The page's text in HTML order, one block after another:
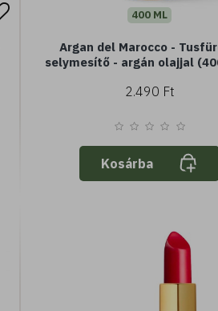
400 ML
Argan del Marocco -
selymesítő - argán olajjal
2.490 Ft
Kosárba